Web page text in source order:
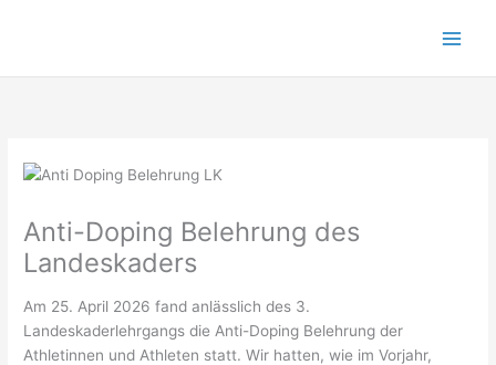
Anti-Doping Belehrung des
Landeskaders
Am 25. April 2026 fand anlässlich des 3.
Landeskaderlehrgangs die Anti-Doping Belehrung der
Athletinnen und Athleten statt. Wir hatten, wie im Vorjahr,